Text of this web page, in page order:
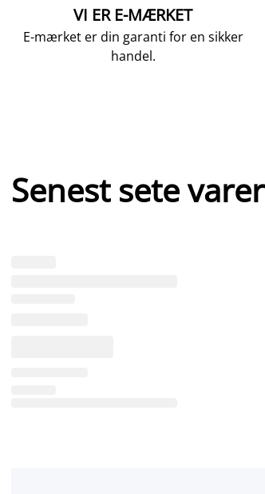
VI ER E-MÆRKET
E-mærket er din garanti for en sikker
handel.
Senest sete varer